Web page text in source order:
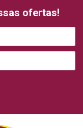
ofertas!